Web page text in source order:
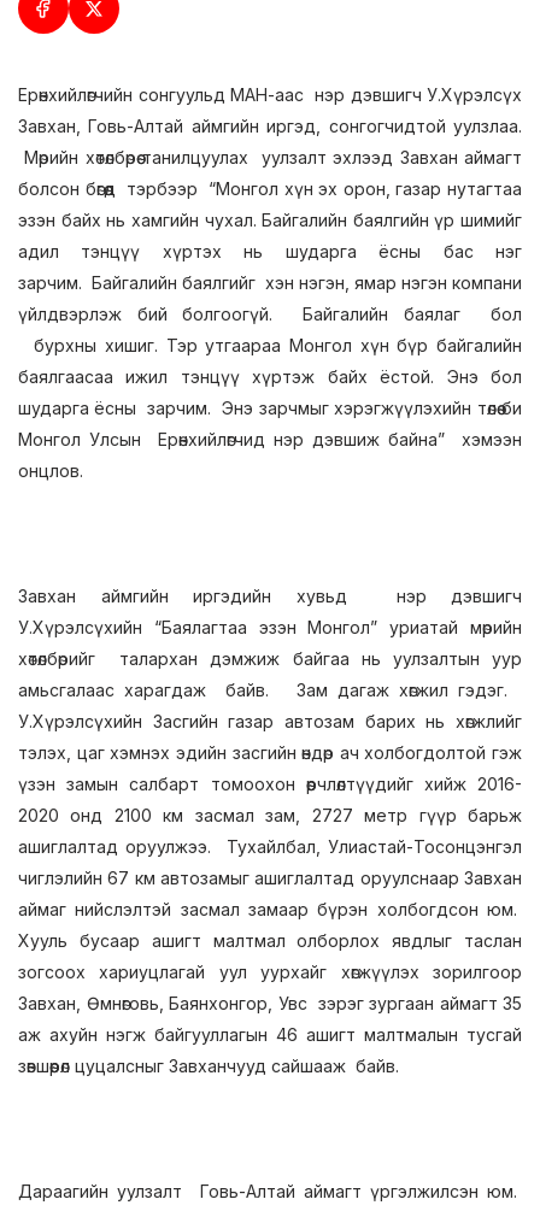
Ерөнхийлөгчийн сонгуульд МАН-аас нэр дэвшигч У.Хүрэлсүх
Завхан, Говь-Алтай аймгийн иргэд, сонгогчидтой уулзлаа.
Мөрийн хөтөлбөрөө танилцуулах уулзалт эхлээд Завхан аймагт
болсон бөгөөд тэрбээр “Монгол хүн эх орон, газар нутагтаа
эзэн байх нь хамгийн чухал. Байгалийн баялгийн үр шимийг
адил тэнцүү хүртэх нь шударга ёсны бас нэг
зарчим. Байгалийн баялгийг хэн нэгэн, ямар нэгэн компани
үйлдвэрлэж бий болгоогүй. Байгалийн баялаг бол
бурхны хишиг. Тэр утгаараа Монгол хүн бүр байгалийн
баялгаасаа ижил тэнцүү хүртэж байх ёстой. Энэ бол
шударга ёсны зарчим. Энэ зарчмыг хэрэгжүүлэхийн төлөө би
Монгол Улсын Ерөнхийлөгчид нэр дэвшиж байна” хэмээн
онцлов.
Завхан аймгийн иргэдийн хувьд нэр дэвшигч
У.Хүрэлсүхийн “Баялагтаа эзэн Монгол” уриатай мөрийн
хөтөлбөрийг талархан дэмжиж байгаа нь уулзалтын уур
амьсгалаас харагдаж байв. Зам дагаж хөгжил гэдэг.
У.Хүрэлсүхийн Засгийн газар автозам барих нь хөгжлийг
тэлэх, цаг хэмнэх эдийн засгийн өндөр ач холбогдолтой гэж
үзэн замын салбарт томоохон өөрчлөлтүүдийг хийж 2016-
2020 онд 2100 км засмал зам, 2727 метр гүүр барьж
ашиглалтад оруулжээ. Тухайлбал, Улиастай-Тосонцэнгэл
чиглэлийн 67 км автозамыг ашиглалтад оруулснаар Завхан
аймаг нийслэлтэй засмал замаар бүрэн холбогдсон юм.
Хууль бусаар ашигт малтмал олборлох явдлыг таслан
зогсоох хариуцлагай уул уурхайг хөгжүүлэх зорилгоор
Завхан, Өмнөговь, Баянхонгор, Увс зэрэг зургаан аймагт 35
аж ахуйн нэгж байгууллагын 46 ашигт малтмалын тусгай
зөвшөөрөл цуцалсныг Завханчууд сайшааж байв.
Дараагийн уулзалт Говь-Алтай аймагт үргэлжилсэн юм.